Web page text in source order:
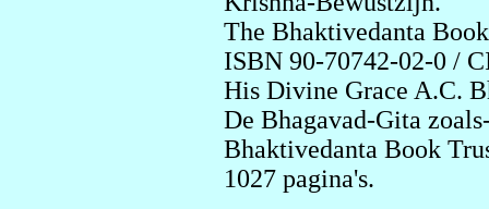
The Bhaktivedanta
ISBN 90-70742-02-0 /
His Divine Grace A.C.
De Bhagavad-Gita
Bhaktivedanta Book
1027 pagina's.